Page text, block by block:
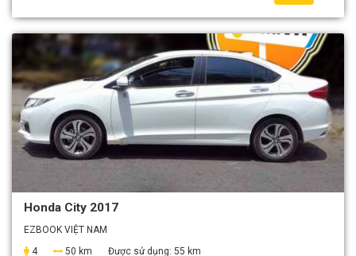
Honda City 2017
EZBOOK VIỆT NAM
4
50 km Được sử dụng: 55 km